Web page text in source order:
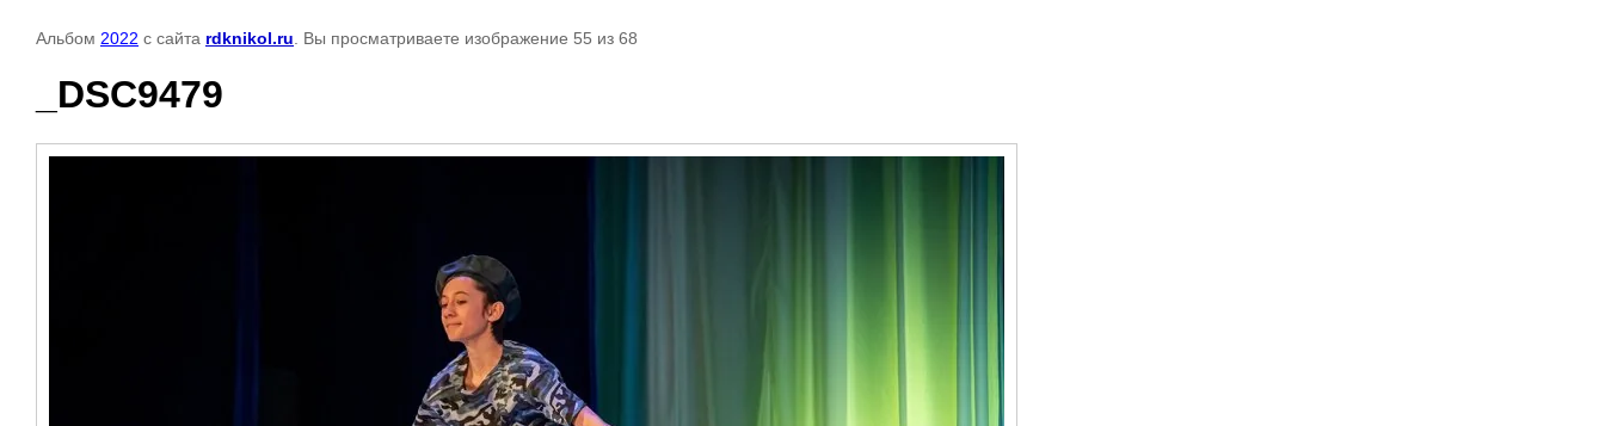
Альбом 2022 с сайта rdknikol.ru . Вы просматриваете изображение 55 из 68
_DSC9479